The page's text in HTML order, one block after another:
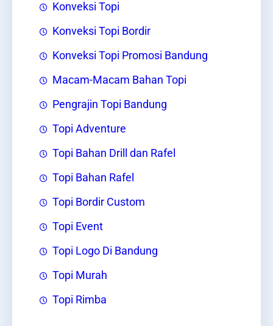
Konveksi Topi
Konveksi Topi Bordir
Konveksi Topi Promosi Bandung
Macam-Macam Bahan Topi
Pengrajin Topi Bandung
Topi Adventure
Topi Bahan Drill dan Rafel
Topi Bahan Rafel
Topi Bordir Custom
Topi Event
Topi Logo Di Bandung
Topi Murah
Topi Rimba